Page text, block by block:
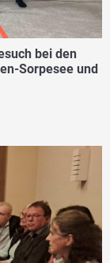
bei den
Sorpesee und